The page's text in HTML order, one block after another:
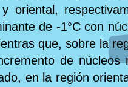
oriental,
de -1°C con
que, sobre la
de núcleos
en la región